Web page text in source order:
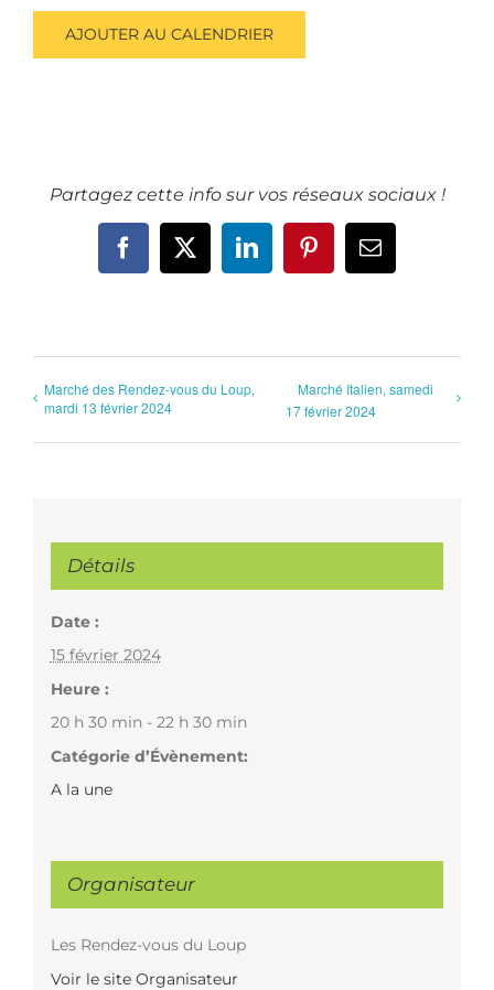
AJOUTER AU CALENDRIER
Partagez cette info sur vos réseaux sociaux !
Facebook
X LinkedInPinterestEmail
Marché des Rendez-vous du Loup,
mardi 13 février 2024
Marché Italien, samedi
17 février 2024
Détails
Date :
15 février 2024
Heure :
20 h 30 min - 22 h 30 min
Catégorie d’Évènement:
A la une
Organisateur
Les Rendez-vous du Loup
Voir le site Organisateur